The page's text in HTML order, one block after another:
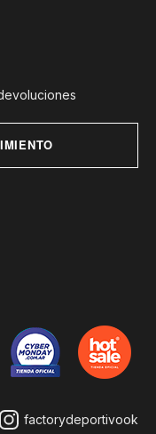
factorydeportivook